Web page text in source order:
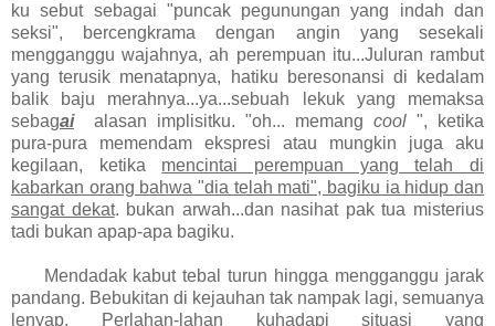
ku sebut sebagai "puncak pegunungan yang indah dan
seksi", bercengkrama dengan angin yang sesekali
mengganggu wajahnya, ah perempuan itu...Juluran rambut
yang terusik menatapnya, hatiku beresonansi di kedalam
balik baju merahnya...ya...sebuah lekuk yang memaksa
sebagaialasan implisitku. "oh... memang cool ", ketika
pura-pura memendam ekspresi atau mungkin juga aku
kegilaan, ketika mencintai perempuan yang telah di
kabarkan orang bahwa "dia telah mati", bagiku ia hidup dan
sangat dekat. bukan arwah...dan nasihat pak tua misterius
tadi bukan apap-apa bagiku.
Mendadak kabut tebal turun hingga mengganggu jarak
pandang. Bebukitan di kejauhan tak nampak lagi, semuanya
lenyap. Perlahan-lahan kuhadapi situasi yang